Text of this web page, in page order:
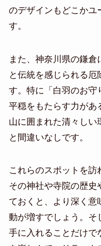
のデザインもどこかユ
す。
また、神奈川県の鎌
と伝統を感じられる
す。特に「白羽のお守
平穏をもたらす力があ
山に囲まれた清々しい
と間違いなしです。
これらのスポットを
その神社や寺院の歴史
ておくと、より深く意
動が増すでしょう。そ
手に入れることだけで